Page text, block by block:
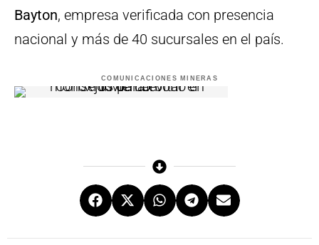
Bayton, empresa verificada con presencia
nacional y más de 40 sucursales en el país.
COMUNICACIONES MINERAS